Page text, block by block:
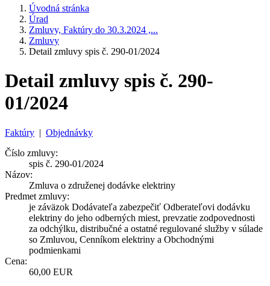
Úvodná stránka
Úrad
Zmluvy, Faktúry do 30.3.2024 ,...
Zmluvy
Detail zmluvy spis č. 290-01/2024
Detail zmluvy spis č. 290-
01/2024
Faktúry | Objednávky
Číslo zmluvy:
spis č. 290-01/2024
Názov:
Zmluva o združenej dodávke elektriny
Predmet zmluvy:
je záväzok Dodávateľa zabezpečiť Odberateľovi dodávku
elektriny do jeho odberných miest, prevzatie zodpovednosti
za odchýlku, distribučné a ostatné regulované služby v súlade
so Zmluvou, Cenníkom elektriny a Obchodnými
podmienkami
Cena:
60,00 EUR